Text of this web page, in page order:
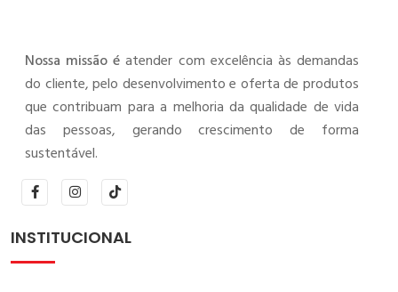
Nossa missão é atender com excelência às demandas
do cliente, pelo desenvolvimento e oferta de produtos
que contribuam para a melhoria da qualidade de vida
das pessoas, gerando crescimento de forma
sustentável.
INSTITUCIONAL